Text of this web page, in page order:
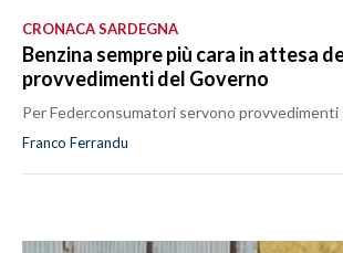
CRONACA SARDEGNA
Benzina sempre più cara in attesa
provvedimenti del Governo
Per Federconsumatori servono
Franco Ferrandu